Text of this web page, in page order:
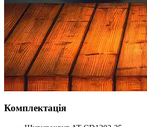
Комплектація